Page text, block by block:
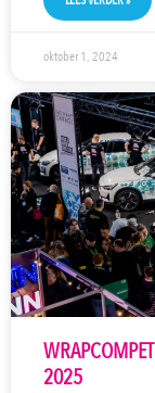
oktober 1, 2024
2025